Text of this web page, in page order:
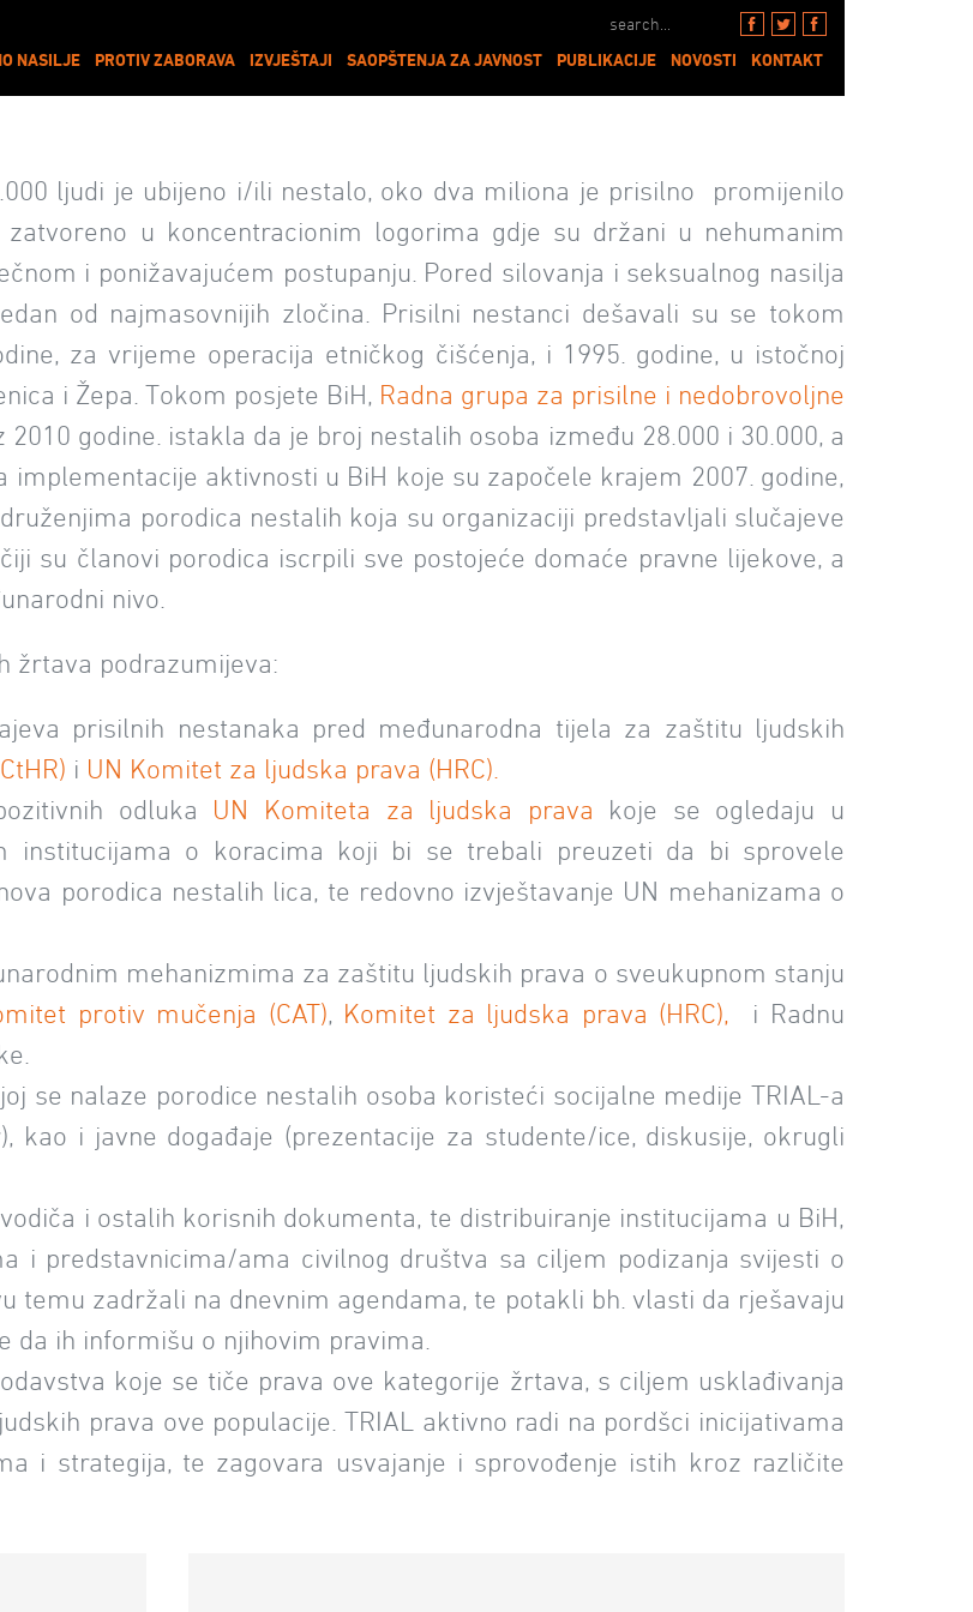
NASILJE PROTIV ZABORAVA IZVJEŠTAJI SAOPŠTENJA ZA JAVNOST PUBLIKACIJE NOVOSTI KONTAKT
ljudi je ubijeno i/ili nestalo, oko dva miliona je prisilno promijenilo
u koncentracionim logorima gdje su držani u nehumanim
i ponižavajućem postupanju. Pored silovanja i seksualnog nasilja
od najmasovnijih zločina. Prisilni nestanci dešavali su se tokom
za vrijeme operacija etničkog čišćenja, i 1995. godine, u istočnoj
i Žepa. Tokom posjete BiH, Radna grupa za prisilne i nedobrovoljne
2010 godine. istakla da je broj nestalih osoba između 28.000 i 30.000, a
aktivnosti u BiH koje su započele krajem 2007. godine,
porodica nestalih koja su organizaciji predstavljali slučajeve
su članovi porodica iscrpili sve postojeće domaće pravne lijekove, a
nivo.
žrtava podrazumijeva:
prisilnih nestanaka pred međunarodna tijela za zaštitu ljudskih
i UN Komitet za ljudska prava (HRC).
odluka UN Komiteta za ljudska prava koje se ogledaju u
institucijama o koracima koji bi se trebali preuzeti da bi sprovele
porodica nestalih lica, te redovno izvještavanje UN mehanizama o
mehanizmima za zaštitu ljudskih prava o sveukupnom stanju
protiv mučenja (CAT), Komitet za ljudska prava (HRC), i Radnu
se nalaze porodice nestalih osoba koristeći socijalne medije TRIAL-a
kao i javne događaje (prezentacije za studente/ice, diskusije, okrugli
i ostalih korisnih dokumenta, te distribuiranje institucijama u BiH,
i predstavnicima/ama civilnog društva sa ciljem podizanja svijesti o
temu zadržali na dnevnim agendama, te potakli bh. vlasti da rješavaju
da ih informišu o njihovim pravima.
koje se tiče prava ove kategorije žrtava, s ciljem usklađivanja
prava ove populacije. TRIAL aktivno radi na pordšci inicijativama
i strategija, te zagovara usvajanje i sprovođenje istih kroz različite